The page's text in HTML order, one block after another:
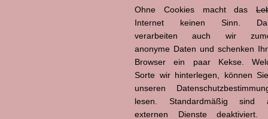
Hier ansehen:
Kino
Ohne Cookies macht das
Internet keinen Sinn.
verarbeiten auch wir
anonyme Daten und schenken
Browser ein paar Kekse.
Sorte wir hinterlegen, können
unseren
lesen. Standardmäßig sind
externen Dienste deaktiviert.